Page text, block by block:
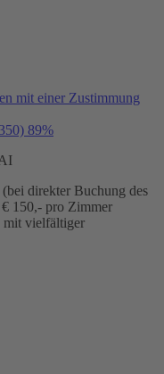
mit einer Zustimmung
89%
direkter Buchung des
150,- pro Zimmer
mit vielfältiger